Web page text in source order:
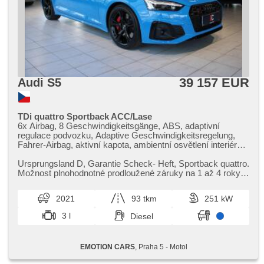
Audi S5 39 157 EUR
TDi quattro Sportback ACC/Lase
6x Airbag, 8 Geschwindigkeitsgänge, ABS, adaptivní
regulace podvozku, Adaptive Geschwindigkeitsregelung,
Fahrer-Airbag, aktivní kapota, ambientní osvětlení interiéru,
asistent jízdy v koloně, asistent rozjezdu do kopce (HSA),
asistent stability přívěsu (TSA), asistent změny jízdního
Automatikgetriebe, autom. Sperrdiferential, automatisch im
Berg bremsen , automatické přepínání dálkových světel,
samostmívací zrcátka, Autoradio, bezklíčové odemykání,
Bluetooth, Brems-Assistent, Zentralverriegelung mit
Leuchten, digitální příjem rádia (DAB), digitální přístrojová
deska, digitální přístrojový štít, dotykové ovládání palubního
Ursprungsland D,​ Garantie Scheck​- Heft,​ Sportback quattro.
Možnost plnohodnotné prodloužené záruky na 1 až 4 roky.
2021 93 tkm
251 kW
3 l
Diesel
EMOTION CARS, Praha 5 - Motol